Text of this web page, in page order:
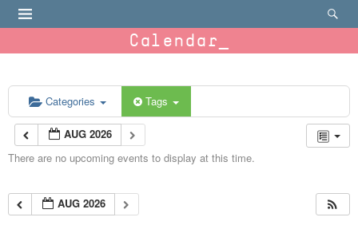
Calendar
Categories Tags
AUG 2026
There are no upcoming events to display at this time.
AUG 2026